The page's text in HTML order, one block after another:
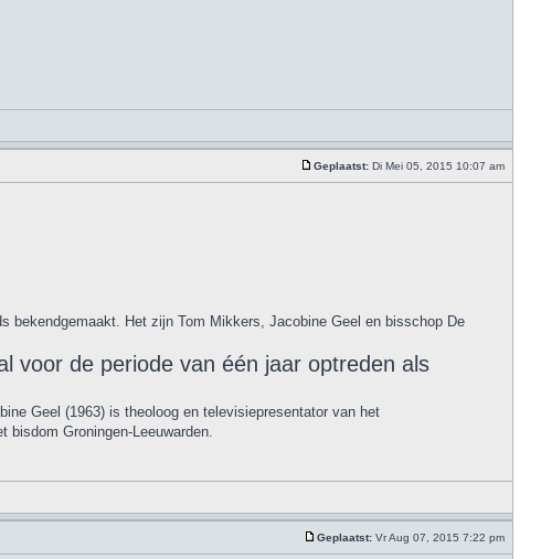
Geplaatst: Di Mei 05, 2015 10:07 am
bekendgemaakt. Het zijn Tom Mikkers, Jacobine Geel en bisschop De
voor de periode van één jaar optreden als
Geel (1963) is theoloog en televisiepresentator van het
bisdom Groningen-Leeuwarden.
Geplaatst: Vr Aug 07, 2015 7:22 pm